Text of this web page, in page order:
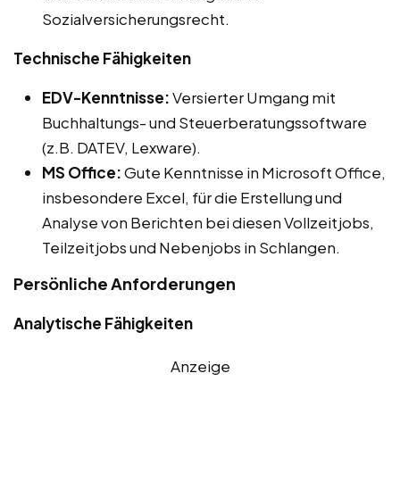
Sozialversicherungsrecht.
Technische Fähigkeiten
EDV-Kenntnisse:Versierter Umgang mit
Buchhaltungs- und Steuerberatungssoftware
(z.B. DATEV, Lexware).
MS Office:Gute Kenntnisse in Microsoft Office,
insbesondere Excel, für die Erstellung und
Analyse von Berichten bei diesen Vollzeitjobs,
Teilzeitjobs und Nebenjobs in Schlangen.
Persönliche Anforderungen
Analytische Fähigkeiten
Anzeige